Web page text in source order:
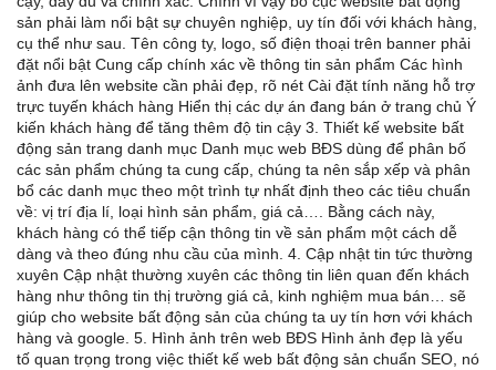
sản phải làm nổi bật sự chuyên nghiệp, uy tín đối với khách hàng,
cụ thể như sau. Tên công ty, logo, số điện thoại trên banner phải
đặt nổi bật Cung cấp chính xác về thông tin sản phẩm Các hình
ảnh đưa lên website cần phải đẹp, rõ nét Cài đặt tính năng hỗ trợ
trực tuyến khách hàng Hiển thị các dự án đang bán ở trang chủ Ý
kiến khách hàng để tăng thêm độ tin cậy 3. Thiết kế website bất
động sản trang danh mục Danh mục web BĐS dùng để phân bố
các sản phẩm chúng ta cung cấp, chúng ta nên sắp xếp và phân
bổ các danh mục theo một trình tự nhất định theo các tiêu chuẩn
về: vị trí địa lí, loại hình sản phẩm, giá cả…. Bằng cách này,
khách hàng có thể tiếp cận thông tin về sản phẩm một cách dễ
dàng và theo đúng nhu cầu của mình. 4. Cập nhật tin tức thường
xuyên Cập nhật thường xuyên các thông tin liên quan đến khách
hàng như thông tin thị trường giá cả, kinh nghiệm mua bán… sẽ
giúp cho website bất động sản của chúng ta uy tín hơn với khách
hàng và google. 5. Hình ảnh trên web BĐS Hình ảnh đẹp là yếu
tố quan trọng trong việc thiết kế web bất động sản chuẩn SEO, nó